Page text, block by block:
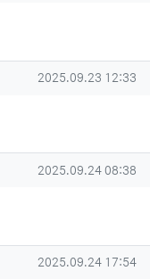
작성일
2025.09.23 12:33
작성일
2025.09.24 08:38
작성일
2025.09.24 17:54